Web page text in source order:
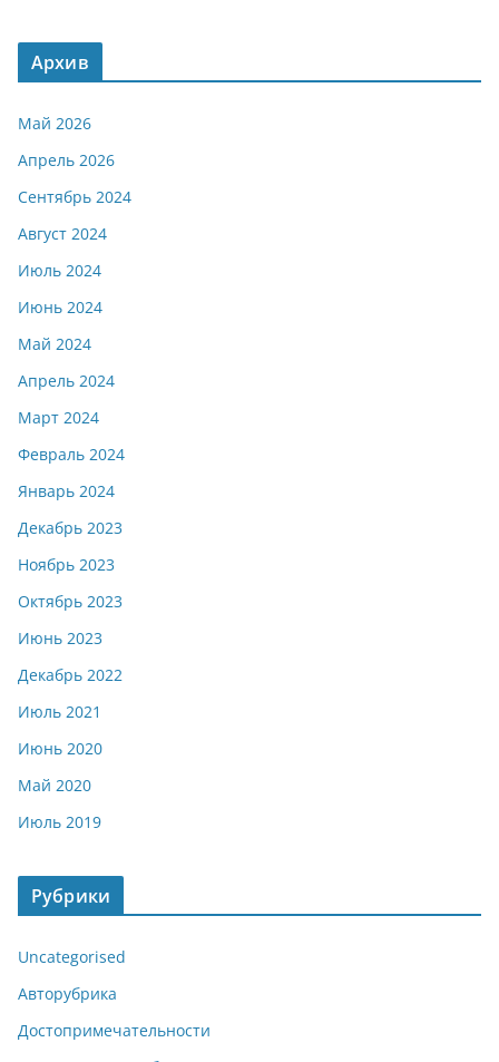
Архив
Май 2026
Апрель 2026
Сентябрь 2024
Август 2024
Июль 2024
Июнь 2024
Май 2024
Апрель 2024
Март 2024
Февраль 2024
Январь 2024
Декабрь 2023
Ноябрь 2023
Октябрь 2023
Июнь 2023
Декабрь 2022
Июль 2021
Июнь 2020
Май 2020
Июль 2019
Рубрики
Uncategorised
Авторубрика
Достопримечательности